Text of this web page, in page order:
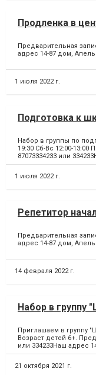
Продленка в
Предварительная
адрес 14-87 дом,
1 июля 2022 г.
Подготовка к
Набор в группы по
19:30 Сб-Вс 12:00-13:00
87073334233 или
1 июля 2022 г.
Репетитор
Предварительная
адрес 14-87 дом,
14 февраля 2022 г.
Набор в группу
Приглашаем в группу
Возраст детей 6+.
или 334233Наш адрес
21 октября 2021 г.